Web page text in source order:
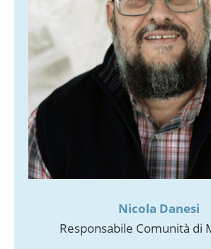
Nicola Danesi
Responsabile Comunità di